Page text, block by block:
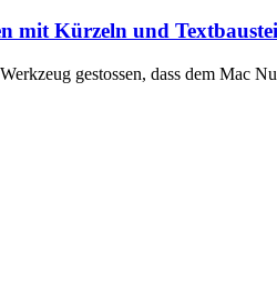
mit Kürzeln und
gestossen, dass dem Mac